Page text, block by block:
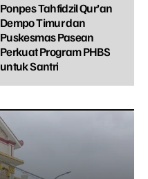
Ponpes Tahfidzil Qur’an
Dempo Timur dan
Puskesmas Pasean
Perkuat Program PHBS
untuk Santri